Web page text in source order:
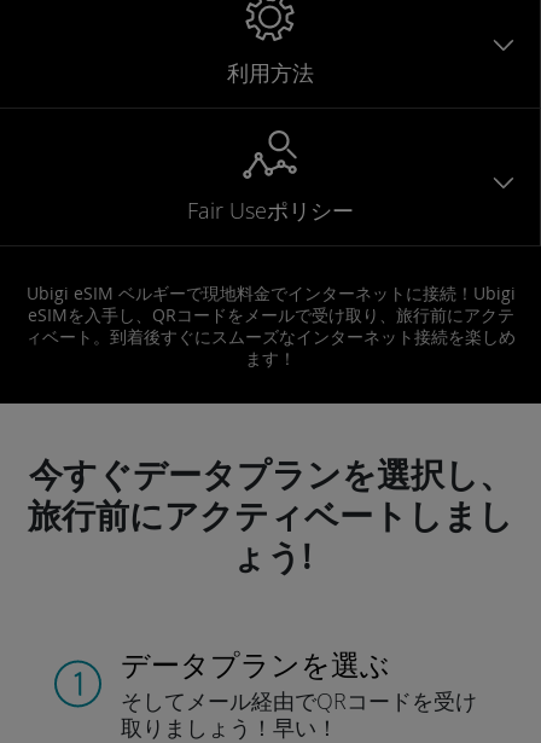
利用方法
Fair Useポリシー
Ubigi eSIM ベルギーで現地料金でインターネットに接続！Ubigi
eSIMを入手し、QRコードをメールで受け取り、旅行前にアクテ
ィベート。到着後すぐにスムーズなインターネット接続を楽しめ
ます！
今すぐデータプランを選択し、
旅行前にアクティベートしまし
ょう!
データプランを選ぶ
そしてメール経由でQRコードを受け
取りましょう！早い！